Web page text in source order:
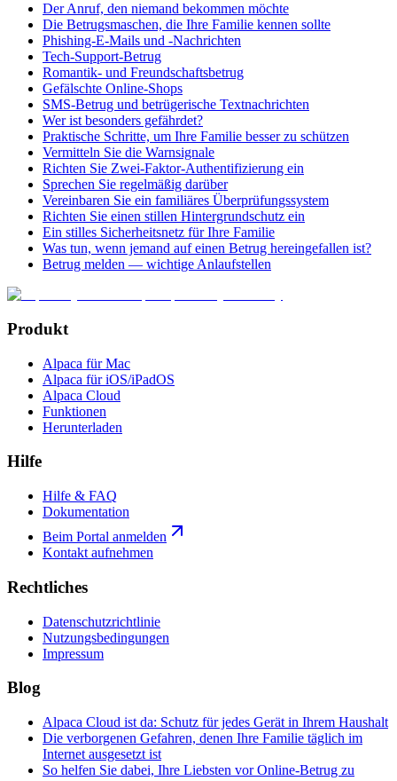
Der Anruf, den niemand bekommen möchte
Die Betrugsmaschen, die Ihre Familie kennen sollte
Phishing-E-Mails und -Nachrichten
Tech-Support-Betrug
Romantik- und Freundschaftsbetrug
Gefälschte Online-Shops
SMS-Betrug und betrügerische Textnachrichten
Wer ist besonders gefährdet?
Praktische Schritte, um Ihre Familie besser zu schützen
Vermitteln Sie die Warnsignale
Richten Sie Zwei-Faktor-Authentifizierung ein
Sprechen Sie regelmäßig darüber
Vereinbaren Sie ein familiäres Überprüfungssystem
Richten Sie einen stillen Hintergrundschutz ein
Ein stilles Sicherheitsnetz für Ihre Familie
Was tun, wenn jemand auf einen Betrug hereingefallen ist?
Betrug melden — wichtige Anlaufstellen
Produkt
Alpaca für Mac
Alpaca für iOS/iPadOS
Alpaca Cloud
Funktionen
Herunterladen
Hilfe
Hilfe & FAQ
Dokumentation
Beim Portal anmelden
Kontakt aufnehmen
Rechtliches
Datenschutzrichtlinie
Nutzungsbedingungen
Impressum
Blog
Alpaca Cloud ist da: Schutz für jedes Gerät in Ihrem Haushalt
Die verborgenen Gefahren, denen Ihre Familie täglich im
Internet ausgesetzt ist
So helfen Sie dabei, Ihre Liebsten vor Online-Betrug zu